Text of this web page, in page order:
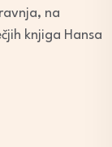
na
knjiga Hansa